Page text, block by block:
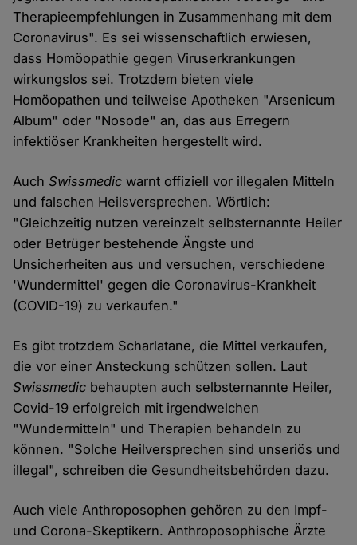
Therapieempfehlungen in Zusammenhang mit dem
Coronavirus". Es sei wissenschaftlich erwiesen,
dass Homöopathie gegen Viruserkrankungen
wirkungslos sei. Trotzdem bieten viele
Homöopathen und teilweise Apotheken "Arsenicum
Album" oder "Nosode" an, das aus Erregern
infektiöser Krankheiten hergestellt wird.
AuchSwissmedicwarnt offiziell vor illegalen Mitteln
und falschen Heilsversprechen. Wörtlich:
"Gleichzeitig nutzen vereinzelt selbsternannte Heiler
oder Betrüger bestehende Ängste und
Unsicherheiten aus und versuchen, verschiedene
'Wundermittel' gegen die Coronavirus-Krankheit
(COVID-19) zu verkaufen."
Es gibt trotzdem Scharlatane, die Mittel verkaufen,
die vor einer Ansteckung schützen sollen. Laut
Swissmedic behaupten auch selbsternannte Heiler,
Covid-19 erfolgreich mit irgendwelchen
"Wundermitteln" und Therapien behandeln zu
können. "Solche Heilversprechen sind unseriös und
illegal", schreiben die Gesundheitsbehörden dazu.
Auch viele Anthroposophen gehören zu den Impf-
und Corona-Skeptikern. Anthroposophische Ärzte